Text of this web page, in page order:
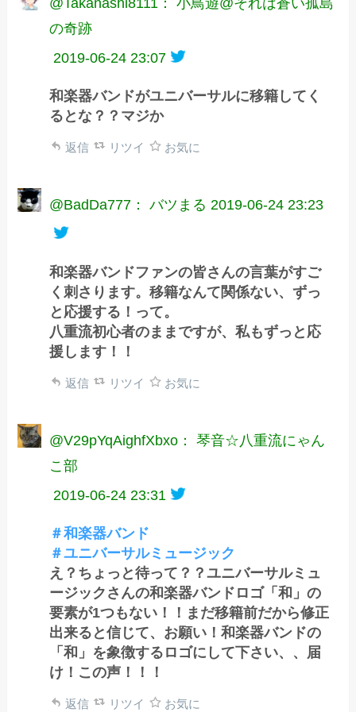
の奇跡
2019-06-24 23:07
和楽器バンドがユニバーサルに移籍してく
るとな？？マジか
返信 リツイ お気に
@BadDa777： バツまる 2019-06-24 23:23
和楽器バンドファンの皆さんの言葉がすご
く刺さります。移籍なんて関係ない、ずっ
と応援する！って。
八重流初心者のままですが、私もずっと応
援します！！
返信 リツイ お気に
@V29pYqAighfXbxo： 琴音☆八重流にゃん
こ部
2019-06-24 23:31
＃和楽器バンド
＃ユニバーサルミュージック
え？ちょっと待って？？ユニバーサルミュ
ージックさんの和楽器バンドロゴ「和」の
要素が1つもない！！まだ移籍前だから修正
出来ると信じて、お願い！和楽器バンドの
「和」を象徴するロゴにして下さい、、届
け！この声！！！
返信 リツイ お気に